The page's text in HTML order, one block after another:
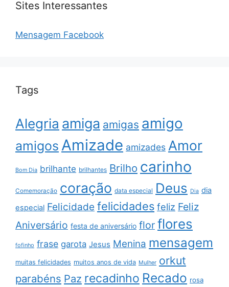
Sites Interessantes
Mensagem Facebook
Tags
Alegria amiga amigas amigo
amigos Amizade amizades Amor
Bom Dia brilhante brilhantes Brilho carinho
Comemoração coração data especial Deus Dia dia
especial Felicidade felicidades feliz Feliz
Aniversário festa de aniversário flor flores
fofinho frase garota Jesus Menina mensagem
muitas felicidades muitos anos de vida Mulher orkut
parabéns Paz recadinho Recado rosa